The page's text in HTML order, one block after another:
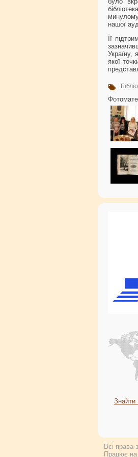
нашої
Її
Україну,
якої
Знайти
Всі права
Працює на